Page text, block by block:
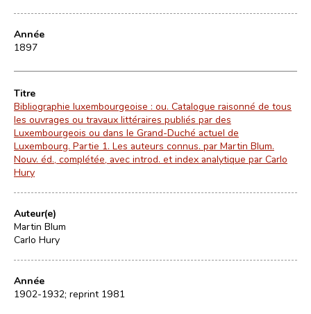
Année
1897
Titre
Bibliographie luxembourgeoise : ou. Catalogue raisonné de tous
les ouvrages ou travaux littéraires publiés par des
Luxembourgeois ou dans le Grand-Duché actuel de
Luxembourg. Partie 1. Les auteurs connus. par Martin Blum.
Nouv. éd., complétée, avec introd. et index analytique par Carlo
Hury
Auteur(e)
Martin Blum
Carlo Hury
Année
1902-1932; reprint 1981